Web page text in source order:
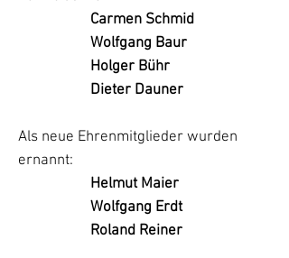
Carmen Schmid
Wolfgang Baur
Holger Bühr
Dieter Dauner
Als neue Ehrenmitglieder wurden
ernannt:
Helmut Maier
Wolfgang Erdt
Roland Reiner